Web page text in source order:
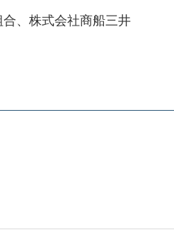
、株式会社商船三井